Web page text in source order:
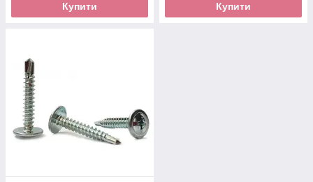
Купити Купити